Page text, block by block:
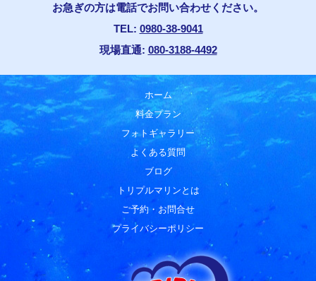
お急ぎの方は電話でお問い合わせください。
TEL: 0980-38-9041
現場直通: 080-3188-4492
ホーム
料金プラン
フォトギャラリー
よくある質問
ブログ
トリプルマリンとは
ご予約・お問合せ
プライバシーポリシー